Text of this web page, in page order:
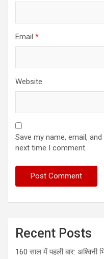
Email *
Website
Save my name, email,
next time I comment.
Recent Posts
160 साल में पहली बार: अश्विनी